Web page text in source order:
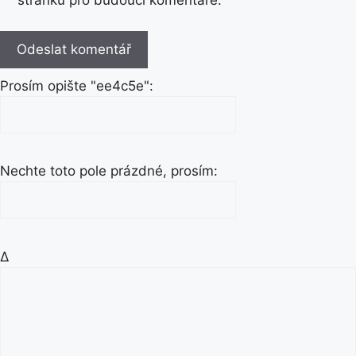
Prosím opište "ee4c5e":
Nechte toto pole prázdné, prosím:
Δ